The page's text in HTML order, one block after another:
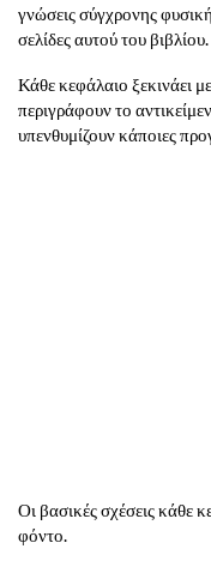
γνώσεις σύγχρονης
σελίδες αυτού του βιβλίου.
Κάθε κεφάλαιο ξεκινάει
περιγράφουν το
υπενθυμίζουν κάποιες
Οι βασικές σχέσεις κάθε
φόντο.